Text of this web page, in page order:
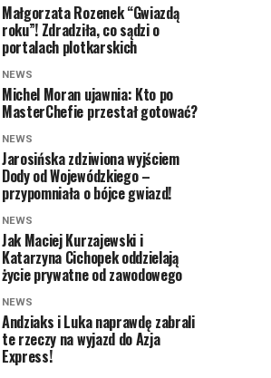
Małgorzata Rozenek “Gwiazdą
roku”! Zdradziła, co sądzi o
portalach plotkarskich
NEWS
Michel Moran ujawnia: Kto po
MasterChefie przestał gotować?
NEWS
Jarosińska zdziwiona wyjściem
Dody od Wojewódzkiego –
przypomniała o bójce gwiazd!
NEWS
Jak Maciej Kurzajewski i
Katarzyna Cichopek oddzielają
życie prywatne od zawodowego
NEWS
Andziaks i Luka naprawdę zabrali
te rzeczy na wyjazd do Azja
Express!